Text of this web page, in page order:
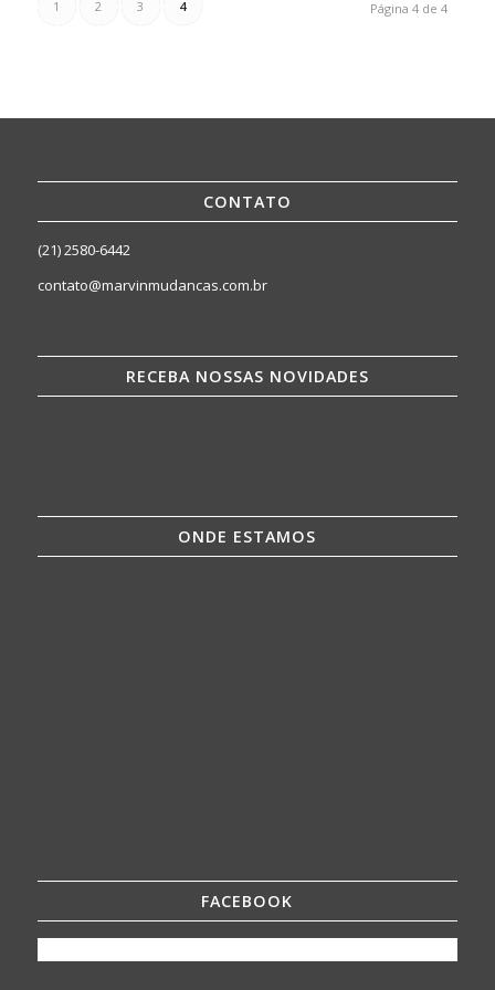
Página 4 de 4
1 2 3 4
CONTATO
(21) 2580-6442
contato@marvinmudancas.com.br
RECEBA NOSSAS NOVIDADES
ONDE ESTAMOS
FACEBOOK